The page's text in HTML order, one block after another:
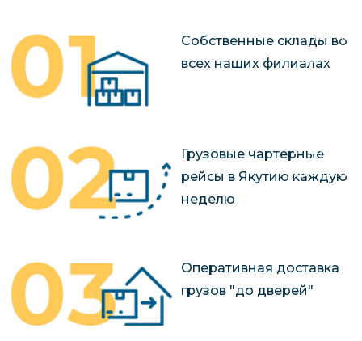
перевозки
в Якутию
Доставка
Собственные склады во
всех наших филиалах
Грузовые чартерные
рейсы в Якутию каждую
неделю
Оперативная доставка
грузов "до дверей"